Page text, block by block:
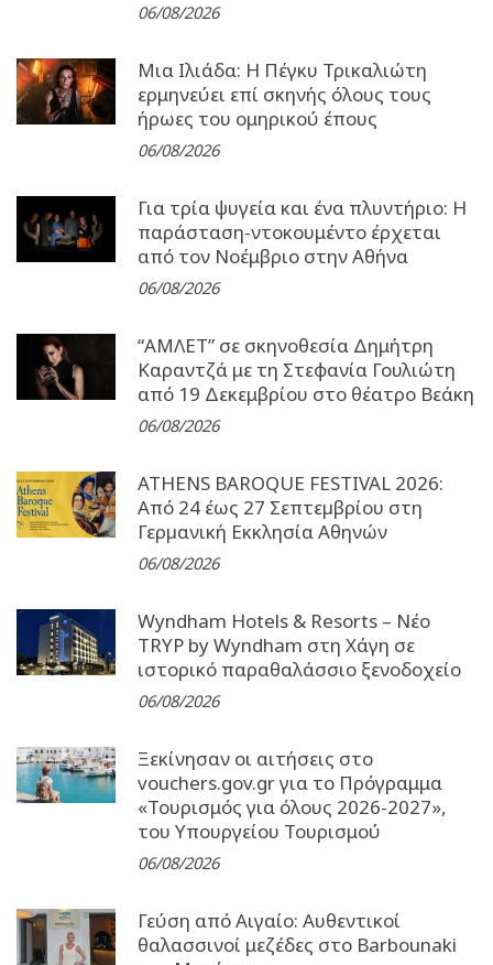
06/08/2026
Μια Ιλιάδα: H Πέγκυ Τρικαλιώτη
ερμηνεύει επί σκηνής όλους τους
ήρωες του ομηρικού έπους
06/08/2026
Για τρία ψυγεία και ένα πλυντήριο: Η
παράσταση-ντοκουμέντο έρχεται
από τον Νοέμβριο στην Αθήνα
06/08/2026
“ΑΜΛΕΤ” σε σκηνοθεσία Δημήτρη
Καραντζά με τη Στεφανία Γουλιώτη
από 19 Δεκεμβρίου στο θέατρο Βεάκη
06/08/2026
ATHENS BAROQUE FESTIVAL 2026:
Από 24 έως 27 Σεπτεµβρίου στη
Γερµανική Εκκλησία Αθηνών
06/08/2026
Wyndham Hotels & Resorts – Νέο
TRYP by Wyndham στη Χάγη σε
ιστορικό παραθαλάσσιο ξενοδοχείο
06/08/2026
Ξεκίνησαν οι αιτήσεις στο
vouchers.gov.gr για το Πρόγραμμα
«Τουρισμός για όλους 2026-2027»,
του Υπουργείου Τουρισμού
06/08/2026
Γεύση από Αιγαίο: Αυθεντικοί
θαλασσινοί μεζέδες στο Barbounaki